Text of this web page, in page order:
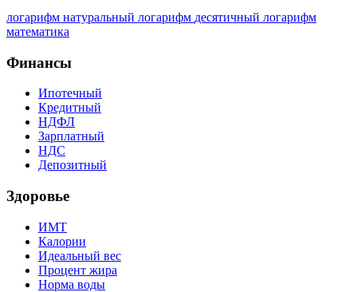
логарифм натуральный логарифм десятичный логарифм
математика
Финансы
Ипотечный
Кредитный
НДФЛ
Зарплатный
НДС
Депозитный
Здоровье
ИМТ
Калории
Идеальный вес
Процент жира
Норма воды